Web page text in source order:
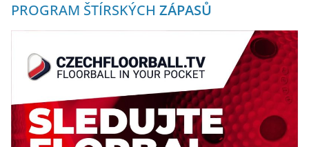
PROGRAM ŠTÍRSKÝCH ZÁPASŮ